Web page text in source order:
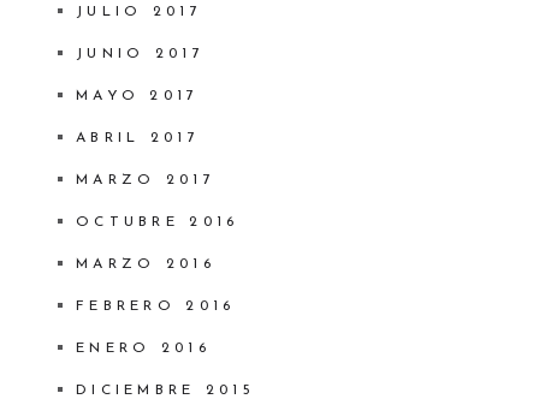
JULIO 2017
JUNIO 2017
MAYO 2017
ABRIL 2017
MARZO 2017
OCTUBRE 2016
MARZO 2016
FEBRERO 2016
ENERO 2016
DICIEMBRE 2015